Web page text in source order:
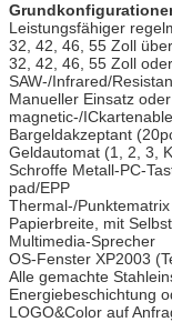
Leistungsfähiger
32, 42, 46, 55 Zoll
32, 42, 46, 55 Zoll
SAW-/Infrared/
Manueller Einsatz
magnetic-/
Bargeldakzeptant
Geldautomat (1, 2, 3,
Schroffe Metall-PC-
pad/EPP
Thermal-/
Papierbreite, mit
Multimedia-Sprecher
OS-Fenster XP2003
Alle gemachte
Energiebeschichtung
LOGO&Color auf